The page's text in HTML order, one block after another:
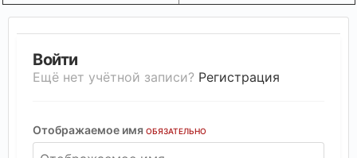
Войти
Ещё нет учётной записи? Регистрация
Отображаемое имя ОБЯЗАТЕЛЬНО